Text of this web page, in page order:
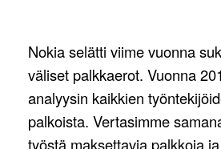
Nokia selätti viime vuonna
väliset palkkaerot. Vuonna
analyysin kaikkien
palkoista. Vertasimme
työstä maksettavia palkkoja